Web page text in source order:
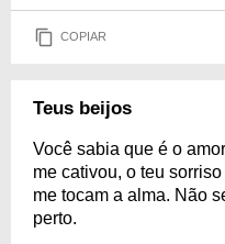
COPIAR
Teus beijos
Você sabia que é o
me cativou, o teu
me tocam a alma. Não
perto.